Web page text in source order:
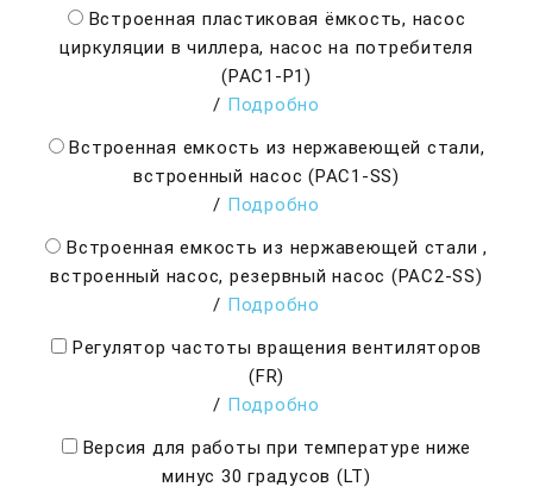
Встроенная пластиковая ёмкость, насос
циркуляции в чиллера, насос на потребителя
(PAC1-P1)
/ Подробно
Встроенная емкость из нержавеющей стали,
встроенный насос (PAC1-SS)
/ Подробно
Встроенная емкость из нержавеющей стали ,
встроенный насос, резервный насос (PAC2-SS)
/ Подробно
Регулятор частоты вращения вентиляторов
(FR)
/ Подробно
Версия для работы при температуре ниже
минус 30 градусов (LT)